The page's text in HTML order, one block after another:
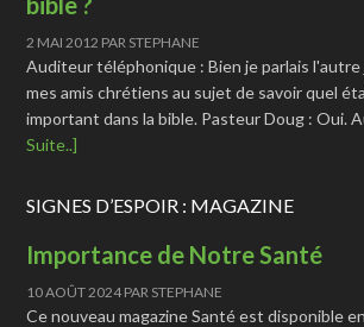
2 MAI 2012 PAR STEPHANE
Auditeur téléphonique : Bien je parlais l'autre
mes amis chrétiens au sujet de savoir quel
important dans la bible. Pasteur Doug : Oui.
Suite..]
SIGNES D’ESPOIR : MAGAZINE
Importance de Notre Santé
10 AOÛT 2024PAR STEPHANE
Ce nouveau magazine Santé est disponible